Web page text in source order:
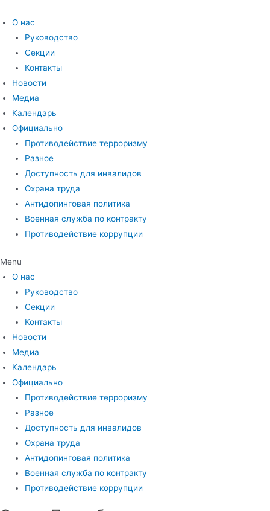
к
содержимому
О нас
Руководство
Секции
Контакты
Новости
Медиа
Календарь
Официально
Противодействие терроризму
Разное
Доступность для инвалидов
Охрана труда
Антидопинговая политика
Военная служба по контракту
Противодействие коррупции
Menu
О нас
Руководство
Секции
Контакты
Новости
Медиа
Календарь
Официально
Противодействие терроризму
Разное
Доступность для инвалидов
Охрана труда
Антидопинговая политика
Военная служба по контракту
Противодействие коррупции